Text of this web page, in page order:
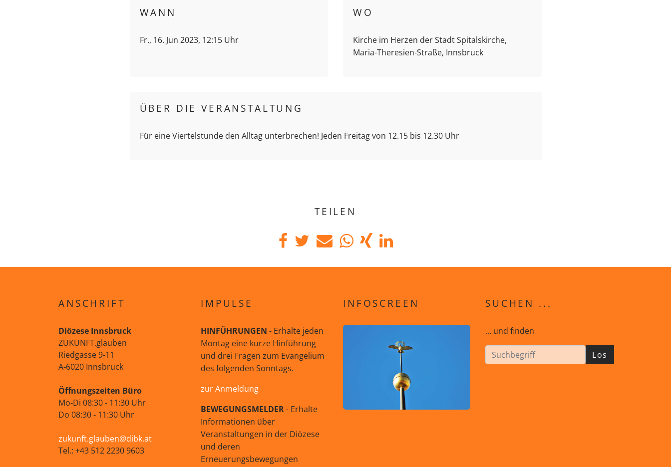
WANN
Fr., 16. Jun 2023, 12:15 Uhr
WO
Kirche im Herzen der Stadt Spitalskirche,
Maria-Theresien-Straße, Innsbruck
ÜBER DIE VERANSTALTUNG
Für eine Viertelstunde den Alltag unterbrechen! Jeden Freitag von 12.15 bis 12.30 Uhr
TEILEN
ANSCHRIFT
Diözese Innsbruck
ZUKUNFT.glauben
Riedgasse 9-11
A-6020 Innsbruck
Öffnungszeiten Büro
Mo-Di 08:30 - 11:30 Uhr
Do 08:30 - 11:30 Uhr
zukunft.glauben@dibk.at
Tel.: +43 512 2230 9603
IMPULSE
HINFÜHRUNGEN - Erhalte jeden
Montag eine kurze Hinführung
und drei Fragen zum Evangelium
des folgenden Sonntags.
zur Anmeldung
BEWEGUNGSMELDER- Erhalte
Informationen über
Veranstaltungen in der Diözese
und deren
Erneuerungsbewegungen
INFOSCREEN SUCHEN ...
... und finden
Los